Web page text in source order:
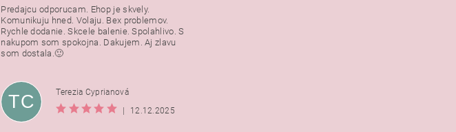
Predajcu odporucam. Ehop je skvely.
Komunikuju hned. Volaju. Bex problemov.
Rychle dodanie. Skcele balenie. Spolahlivo. S
nakupom som spokojna. Dakujem. Aj zlavu
som dostala.🙂
TC
Terezia Cyprianová
12.12.2025